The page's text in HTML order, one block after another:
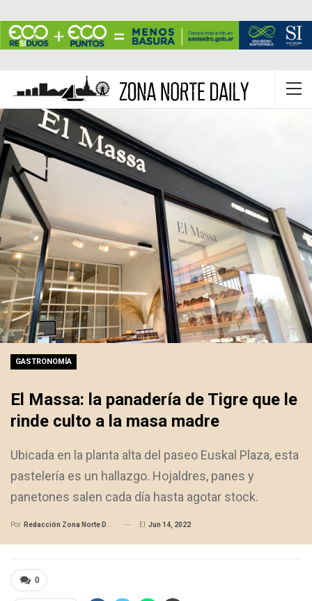
GASTRONOMÍA
El Massa: la panadería de Tigre que le
rinde culto a la masa madre
Ubicada en la planta alta del paseo Euskal Plaza, esta
pastelería es un hallazgo. Hojaldres, panes y
panetones salen cada día hasta agotar stock.
Por Redacción Zona Norte Daily El Jun 14, 2022
0